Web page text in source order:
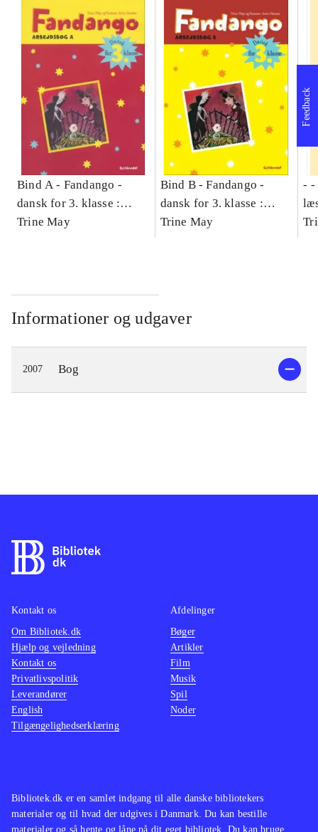
Bind A - Fandango -
dansk for 3. klasse :
grundbog -- Arbejdsbog.
Trine May
Bind B -Fandango -
dansk for 3. klasse :
grundbog -- Arbejdsbog.
Trine May
- -
-
Informationer og udgaver
2007 Bog
Feedback
Bibliotek.dk er en samlet indgang til alle danske bibliotekers
materialer og til hvad der udgives i Danmark. Du kan bestille
materialer og så hente og låne på dit eget bibliotek. Du kan bruge
Kontakt os
Om Bibliotek.dk
Hjælp og vejledning
Kontakt os
Privatlivspolitik
Leverandører
English
Tilgængelighedserklæring
Afdelinger
Bøger
Artikler
Film
Musik
Spil
Noder